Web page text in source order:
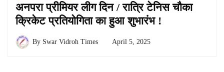
अनपरा प्रीमियर लीग दिन / रात्रि टेनिस चौका
क्रिकेट प्रतियोगिता का हुआ शुभारंभ !
By Swar Vidroh Times April 5, 2025